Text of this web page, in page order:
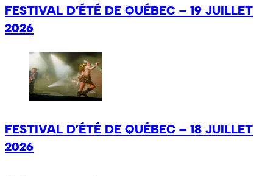
FESTIVAL D’ÉTÉ DE QUÉBEC – 19 JUILLET
2026
FESTIVAL D’ÉTÉ DE QUÉBEC – 18 JUILLET
2026